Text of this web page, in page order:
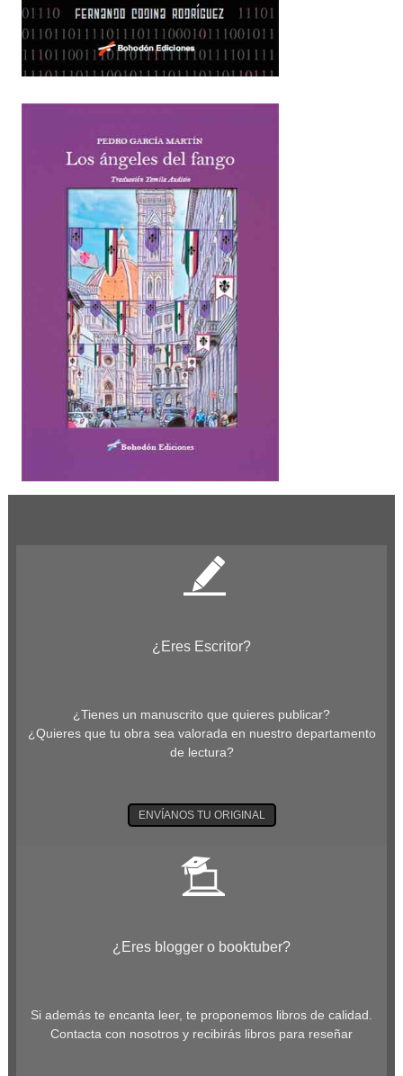
¿Eres Escritor?
¿Tienes un manuscrito que quieres publicar?
¿Quieres que tu obra sea valorada en nuestro departamento
de lectura?
ENVÍANOS TU ORIGINAL
¿Eres blogger o booktuber?
Si además te encanta leer, te proponemos libros de calidad.
Contacta con nosotros y recibirás libros para reseñar